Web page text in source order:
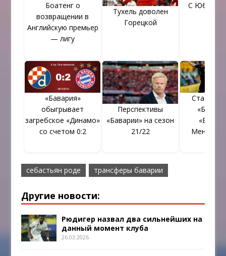
Боатенг о
возвращении в
Английскую премьер
— лигу
Тухель доволен
Горецкой
С
«Бавария»
обыгрывает
загребское «Динамо»
со счетом 0:2
Перспективы
«Баварии» на сезон
21/22
себастьян роде трансферы баварии
Другие новости:
Рюдигер назвал два сильнейших на
данный момент клуба
26.03.2026